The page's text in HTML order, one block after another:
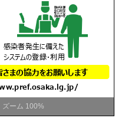
ズーム 100%